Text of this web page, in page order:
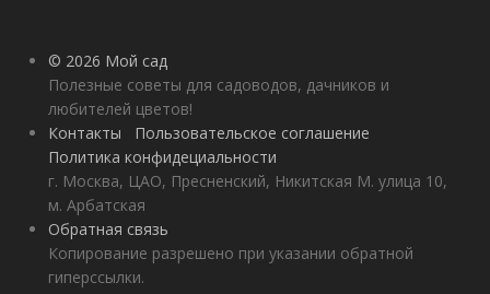
© 2026 Мой сад
Полезные советы для садоводов, дачников и
любителей цветов!
Контакты
Пользовательское соглашение
Политика конфидециальности
г. Москва, ЦАО, Пресненский, Никитская М. улица 10,
м. Арбатская
Обратная связь
Копирование разрешено при указании обратной
гиперссылки.